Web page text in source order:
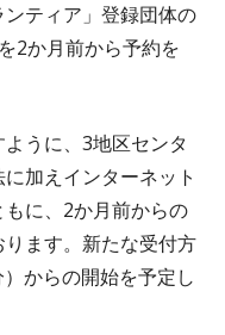
ティア」登録団体の
2か月前から予約を
うに、3地区センタ
加えインターネット
に、2か月前からの
ます。新たな受付方
からの開始を予定し